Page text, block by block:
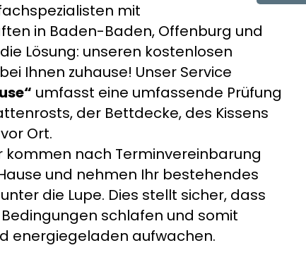
mit
in Baden-Baden, Offenburg und
Lösung: unseren kostenlosen
Ihnen zuhause! Unser Service
umfasst eine umfassende Prüfung
der Bettdecke, des Kissens
Ort.
kommen nach Terminvereinbarung
und nehmen Ihr bestehendes
die Lupe. Dies stellt sicher, dass
schlafen und somit
energiegeladen aufwachen.